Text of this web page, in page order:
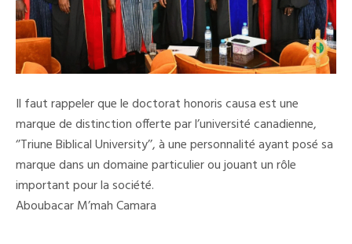
Il faut rappeler que le doctorat honoris causa est une
marque de distinction offerte par l’université canadienne,
‘’Triune Biblical University’’, à une personnalité ayant posé sa
marque dans un domaine particulier ou jouant un rôle
important pour la société.
Aboubacar M’mah Camara